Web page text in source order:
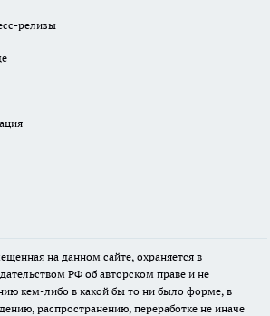
релизы
на данном сайте, охраняется в
РФ об авторском праве и не
кем-либо в какой бы то ни было форме, в
распространению, переработке не иначе